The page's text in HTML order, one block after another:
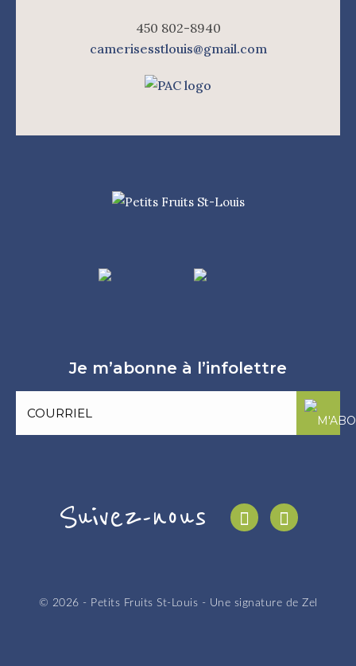
450 802-8940
camerisesstlouis@gmail.com
Je m’abonne à l’infolettre
Suivez-nous
© 2026 - Petits Fruits St-Louis - Une signature de Zel